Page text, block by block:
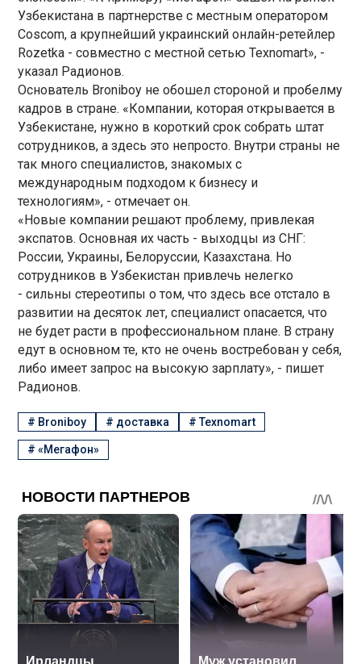
Узбекистана в партнерстве с местным оператором
Coscom, а крупнейший украинский онлайн-ретейлер
Rozetka - совместно с местной сетью Texnomart», -
указал Радионов.
Основатель Broniboy не обошел стороной и пробелму
кадров в стране. «Компании, которая открывается в
Узбекистане, нужно в короткий срок собрать штат
сотрудников, а здесь это непросто. Внутри страны не
так много специалистов, знакомых с
международным подходом к бизнесу и
технологиям», - отмечает он.
«Новые компании решают проблему, привлекая
экспатов. Основная их часть - выходцы из СНГ:
России, Украины, Белоруссии, Казахстана. Но
сотрудников в Узбекистан привлечь нелегко
- сильны стереотипы о том, что здесь все отстало в
развитии на десяток лет, специалист опасается, что
не будет расти в профессиональном плане. В страну
едут в основном те, кто не очень востребован у себя,
либо имеет запрос на высокую зарплату», - пишет
Радионов.
# Broniboy # доставка #Texnomart
#«Мегафон»